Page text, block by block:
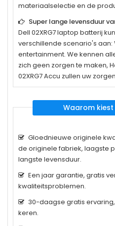
materiaalselectie en de
Super lange levensduur
Dell 02XRG7laptop batterij
verschillende scenario's aan:
entertainment. We kennen
zich geen zorgen te maken,
02XRG7 Accu zullen uw
Waarom
Gloednieuwe originele
de originele fabriek, laagste
langste levensduur.
Een jaar garantie, gratis
kwaliteitsproblemen.
30-daagse gratis
keren.